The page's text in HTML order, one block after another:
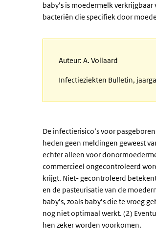
baby’s is moedermelk
bacteriën die specifiek door
Auteur: A. Vollaard
Infectieziekten Bulletin,
De infectierisico’s voor
heden geen meldingen geweest
echter alleen voor
commercieel ongecontroleerd
krijgt. Niet- gecontroleerd
en de pasteurisatie van de
baby’s, zoals baby’s die te vroeg
nog niet optimaal werkt. (2)
hen zeker worden voorkomen.